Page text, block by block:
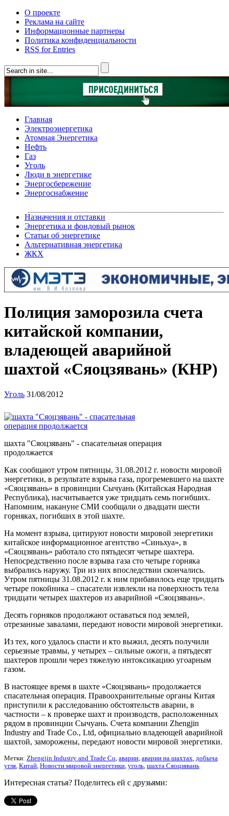
О проекте
Реклама на сайте
Информационные партнеры
Политика конфиденциальности
RSS for Entries
Главная
Электроэнергетика
Атомная Энергетика
Нефть
Газ
Уголь
Люди в энергетике
Энергосбережение
Энергоснабжение
Назначения и отставки
Энергетика и фондовый рынок
Статьи об энергетике
Альтернативная энергетика
ЖКХ
Полиция заморозила счета
китайской компании,
владеющей аварийной
шахтой «Сяоцзявань» (КНР)
Уголь 31/08/2012
шахта "Сяоцзявань" - спасательная операция
продолжается
Как сообщают утром пятницы, 31.08.2012 г. новости мировой
энергетики, в результате взрыва газа, прогремевшего на шахте
«Сяоцзявань» в провинции Сычуань (Китайская Народная
Республика), насчитывается уже тридцать семь погибших.
Напомним, накануне СМИ сообщали о двадцати шести
горняках, погибших в этой шахте.
На момент взрыва, цитируют новости мировой энергетики
китайское информационное агентство «Синьхуа», в
«Сяоцзявань» работало сто пятьдесят четыре шахтера.
Непосредственно после взрыва газа сто четыре горняка
выбрались наружу. Три из них впоследствии скончались.
Утром пятницы 31.08.2012 г. к ним прибавилось еще тридцать
четыре покойника – спасатели извлекли на поверхность тела
тридцати четырех шахтеров из аварийной «Сяоцзявань».
Десять горняков продолжают оставаться под землей,
отрезанные завалами, передают новости мировой энергетики.
Из тех, кого удалось спасти и кто выжил, десять получили
серьезные травмы, у четырех – сильные ожоги, а пятьдесят
шахтеров прошли через тяжелую интоксикацию угоарным
газом.
В настоящее время в шахте «Сяоцзявань» продолжается
спасательная операция. Правоохранительные органы Китая
приступили к расследованию обстоятельств аварии, в
частности – к проверке шахт и производств, расположенных
рядом в провинции Сычуань. Счета компании Zhengjin
Industry and Trade Co., Ltd, официально владеющей аварийной
шахтой, заморожены, передают новости мировой энергетики.
Метки: Zhengjin Industry and Trade Co, аварии, аварии на шахтах, добыча
угля, Китай, Новости мировой энергетики, уголь, шахта Сяоцзявань
Интересная статья? Поделитесь ей с друзьями: